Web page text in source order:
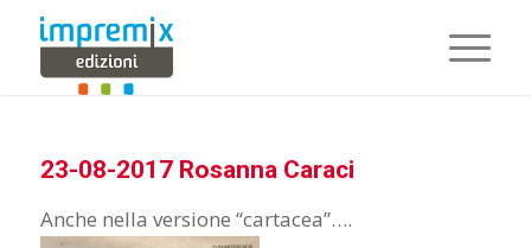
23-08-2017 Rosanna Caraci
Anche nella versione “cartacea”….